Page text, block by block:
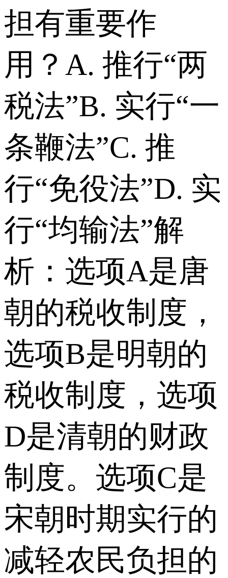
担有重要作
用？ A. 推行“两
税法” B. 实行“一
条鞭法” C. 推
行“免役法” D. 实
行“均输法” 解
析：选项A是唐
朝的税收制度，
选项B是明朝的
税收制度，选项
D是清朝的财政
制度。选项C是
宋朝时期实行的
减轻农民负担的